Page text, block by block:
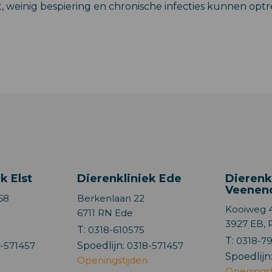
bespiering en chronische infecties kunnen
Elst
571457
Dierenkliniek Ede
Berkenlaan 22
6711 RN Ede
T: 0318-610575
Spoedlijn: 0318-571457
Openingstijden
Kooiweg
3927 EB,
T: 0318-
Spoedlijn: